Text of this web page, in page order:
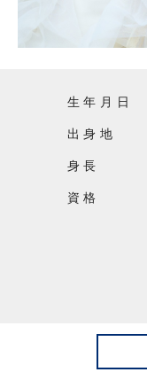
生年月日
出身地
身長
資格